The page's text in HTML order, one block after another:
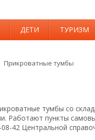
ДЕТИ ТУРИЗМ
Прикроватные тумбы
тумбы со
Работают пункты
42 Центральной